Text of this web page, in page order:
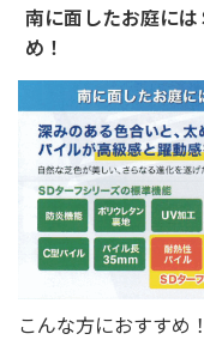
南に面したお庭に
め！
こんな方におすすめ！